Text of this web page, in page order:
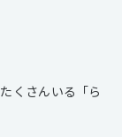
くさんいる「ら